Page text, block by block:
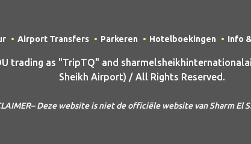
Airport Transfers Parkeren Hotelboekingen Info
trading as "TripTQ" and
Sheikh Airport) / All Rights Reserved.
Deze website is niet de officiële website van Sharm El